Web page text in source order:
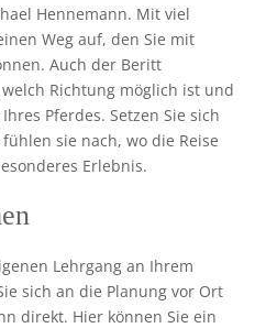
Hennemann. Mit viel
Weg auf, den Sie mit
Auch der Beritt
Richtung möglich ist und
Pferdes. Setzen Sie sich
sie nach, wo die Reise
Erlebnis.
Lehrgang an Ihrem
sich an die Planung vor Ort
direkt. Hier können Sie ein